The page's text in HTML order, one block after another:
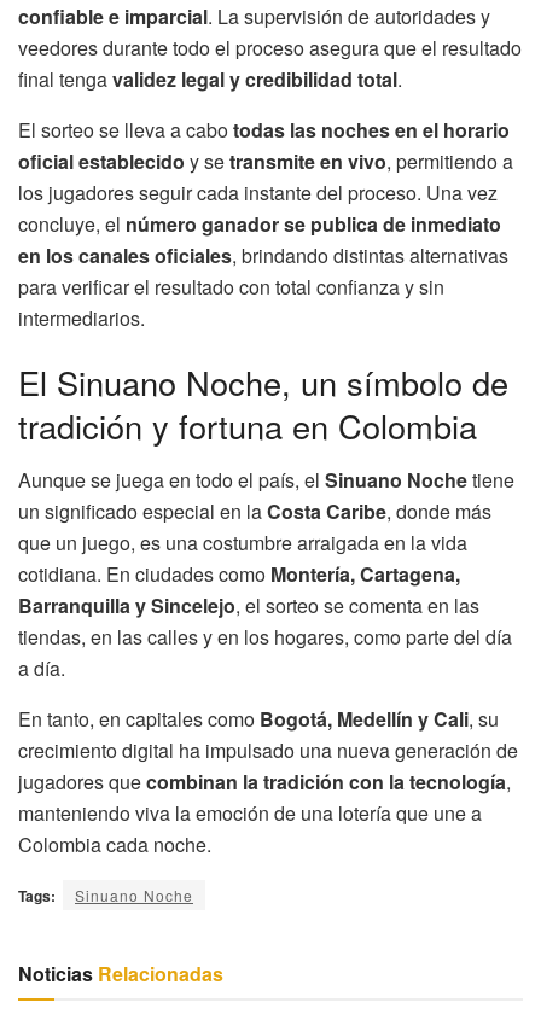
confiable e imparcial. La supervisión de autoridades y
veedores durante todo el proceso asegura que el resultado
final tengavalidez legal y credibilidad total.
El sorteo se lleva a cabotodas las noches en el horario
oficial establecido y setransmite en vivo, permitiendo a
los jugadores seguir cada instante del proceso. Una vez
concluye, el número ganador se publica de inmediato
en los canales oficiales, brindando distintas alternativas
para verificar el resultado con total confianza y sin
intermediarios.
El Sinuano Noche, un símbolo de
tradición y fortuna en Colombia
Aunque se juega en todo el país, el Sinuano Nochetiene
un significado especial en laCosta Caribe, donde más
que un juego, es una costumbre arraigada en la vida
cotidiana. En ciudades como Montería, Cartagena,
Barranquilla y Sincelejo, el sorteo se comenta en las
tiendas, en las calles y en los hogares, como parte del día
a día.
En tanto, en capitales como Bogotá, Medellín y Cali, su
crecimiento digital ha impulsado una nueva generación de
jugadores quecombinan la tradición con la tecnología,
manteniendo viva la emoción de una lotería que une a
Colombia cada noche.
Tags: Sinuano Noche
Noticias Relacionadas